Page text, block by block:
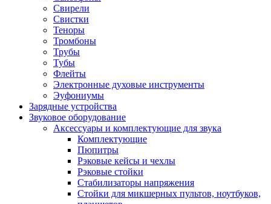
Свирели
Свистки
Теноры
Тромбоны
Трубы
Тубы
Флейты
Электронные духовые инструменты
Эуфониумы
Зарядные устройства
Звуковое оборудование
Аксессуары и комплектующие для звука
Комплектующие
Пюпитры
Рэковые кейсы и чехлы
Рэковые стойки
Стабилизаторы напряжения
Стойки для микшерных пультов, ноутбуков,